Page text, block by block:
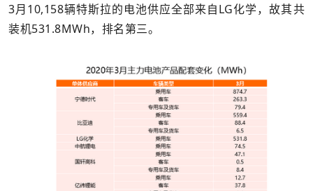
3月10,158辆特斯拉的电池供应全部来自LG化学，故其共
装机531.8MWh，排名第三。